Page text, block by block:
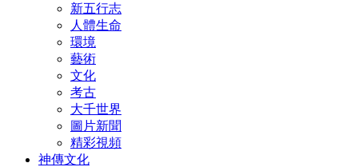
新五行志
人體生命
環境
藝術
文化
考古
大千世界
圖片新聞
精彩視頻
神傳文化